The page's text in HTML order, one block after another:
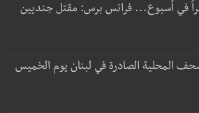
في أسبوع... فرانس برس: مقتل جنديين
المحلية الصادرة في لبنان يوم الخميس